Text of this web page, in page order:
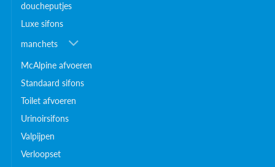
doucheputjes
Luxe sifons
manchets
McAlpine afvoeren
Standaard sifons
Toilet afvoeren
Urinoirsifons
Valpijpen
Verloopset